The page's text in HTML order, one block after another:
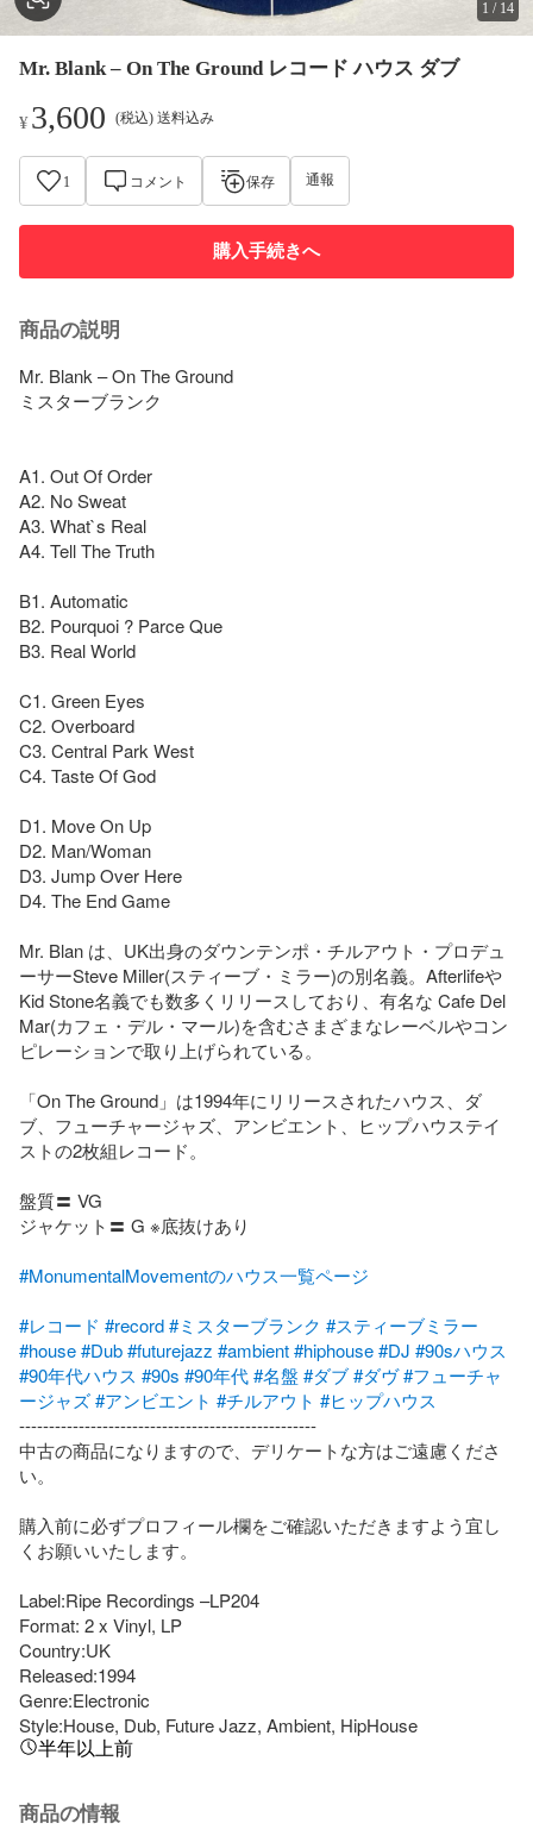
1 / 14
Mr. Blank – On The Ground レコード ハウス ダブ
¥3,600 (税込) 送料込み
1 コメント 保存 通報
購入手続きへ
商品の説明
Mr. Blank – On The Ground
ミスターブランク
A1. Out Of Order
A2. No Sweat
A3. What`s Real
A4. Tell The Truth
B1. Automatic
B2. Pourquoi ? Parce Que
B3. Real World
C1. Green Eyes
C2. Overboard
C3. Central Park West
C4. Taste Of God
D1. Move On Up
D2. Man/Woman
D3. Jump Over Here
D4. The End Game
Mr. Blan は、UK出身のダウンテンポ・チルアウト・プロデュ
ーサーSteve Miller(スティーブ・ミラー)の別名義。Afterlifeや
Kid Stone名義でも数多くリリースしており、有名な Cafe Del
Mar(カフェ・デル・マール)を含むさまざまなレーベルやコン
ピレーションで取り上げられている。
「On The Ground」は1994年にリリースされたハウス、ダ
ブ、フューチャージャズ、アンビエント、ヒップハウステイ
ストの2枚組レコード。
盤質〓 VG
ジャケット〓 G ※底抜けあり
#MonumentalMovementのハウス一覧ページ
#レコード #record#ミスターブランク #スティーブミラー
#house#Dub#futurejazz #ambient#hiphouse#DJ #90sハウス
#90年代ハウス #90s #90年代#名盤 #ダブ#ダヴ#フューチャ
ージャズ#アンビエント #チルアウト #ヒップハウス
--------------------------------------------------
中古の商品になりますので、デリケートな方はご遠慮くださ
い。
購入前に必ずプロフィール欄をご確認いただきますよう宜し
くお願いいたします。
Label:Ripe Recordings –LP204
Format: 2 x Vinyl, LP
Country:UK
Released:1994
Genre:Electronic
Style:House, Dub, Future Jazz, Ambient, HipHouse
半年以上前
商品の情報